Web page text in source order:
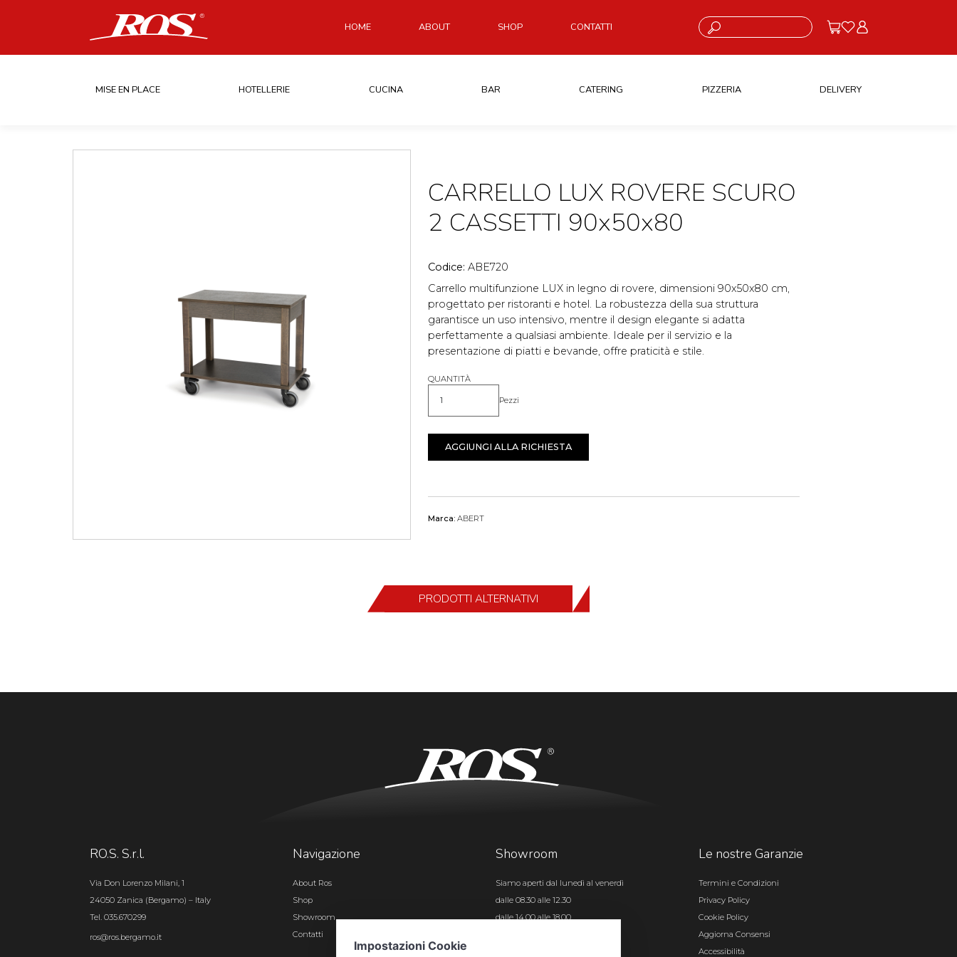
HOME ABOUT SHOP CONTATTI Cosa stai cercando?
MISE EN PLACE HOTELLERIE CUCINA BAR CATERING PIZZERIA DELIVERY
CARRELLO LUX ROVERE SCURO
2 CASSETTI 90x50x80
Codice: ABE720
Carrello multifunzione LUX in legno di rovere, dimensioni 90x50x80 cm,
progettato per ristoranti e hotel. La robustezza della sua struttura
garantisce un uso intensivo, mentre il design elegante si adatta
perfettamente a qualsiasi ambiente. Ideale per il servizio e la
presentazione di piatti e bevande, offre praticità e stile.
QUANTITÀ
Quantità Pezzi
AGGIUNGI ALLA RICHIESTA
Marca: ABERT
PRODOTTI ALTERNATIVI
RO.S. S.r.l.
Via Don Lorenzo Milani, 1
24050 Zanica (Bergamo) – Italy
Tel. 035.670299
ros@ros.bergamo.it
Navigazione
About Ros
Shop
Showroom
Contatti
Showroom
Siamo aperti dal lunedì al venerdì
dalle 08.30 alle 12.30
dalle 14.00 alle 18.00
Le nostre Garanzie
Termini e Condizioni
Privacy Policy
Cookie Policy
Aggiorna Consensi
Accessibilità